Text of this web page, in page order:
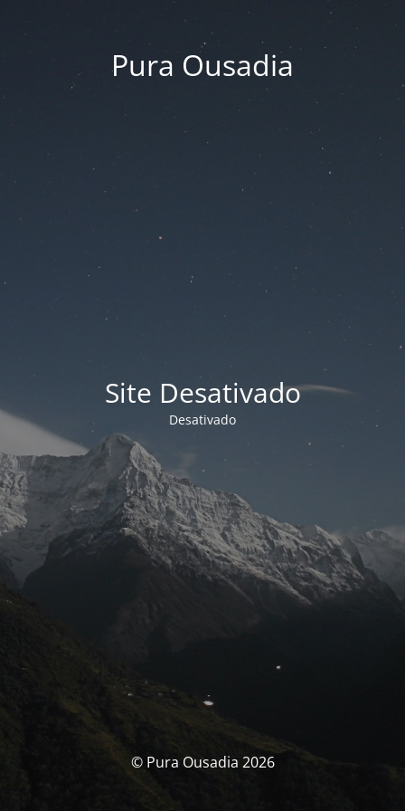
Pura Ousadia
Site Desativado
Desativado
© Pura Ousadia 2026